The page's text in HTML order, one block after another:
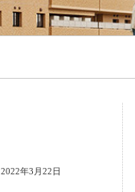
2022年3月22日